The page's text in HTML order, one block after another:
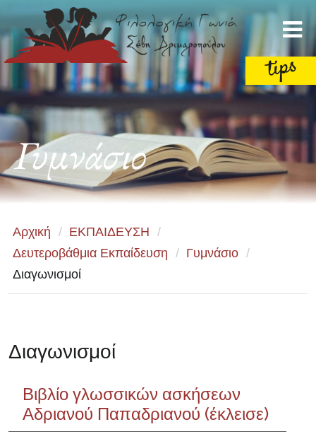
Γυμνάσιο
Αρχική / ΕΚΠΑΙΔΕΥΣΗ /
Δευτεροβάθμια Εκπαίδευση / Γυμνάσιο /
Διαγωνισμοί
Διαγωνισμοί
Βιβλίο γλωσσικών ασκήσεων
Αδριανού Παπαδριανού (έκλεισε)